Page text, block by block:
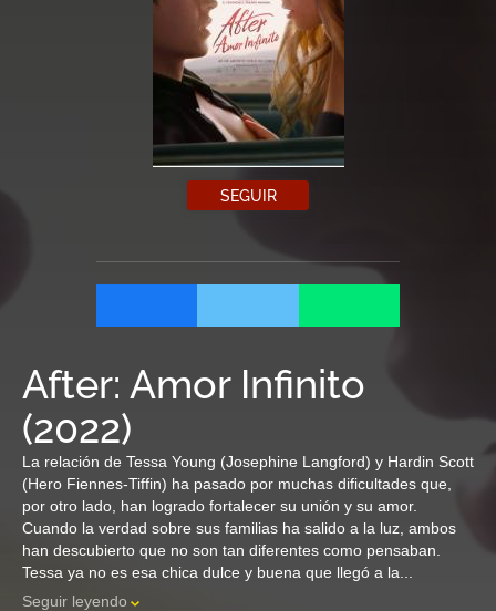
SEGUIR
After: Amor Infinito
(2022)
La relación de Tessa Young (Josephine Langford) y Hardin Scott
(Hero Fiennes-Tiffin) ha pasado por muchas dificultades que,
por otro lado, han logrado fortalecer su unión y su amor.
Cuando la verdad sobre sus familias ha salido a la luz, ambos
han descubierto que no son tan diferentes como pensaban.
Tessa ya no es esa chica dulce y buena que llegó a la...
Seguir leyendo